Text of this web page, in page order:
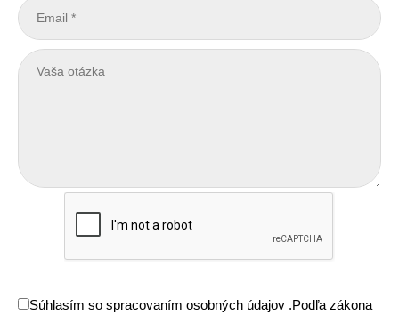
Súhlasím so spracovaním osobných údajov .Podľa zákona